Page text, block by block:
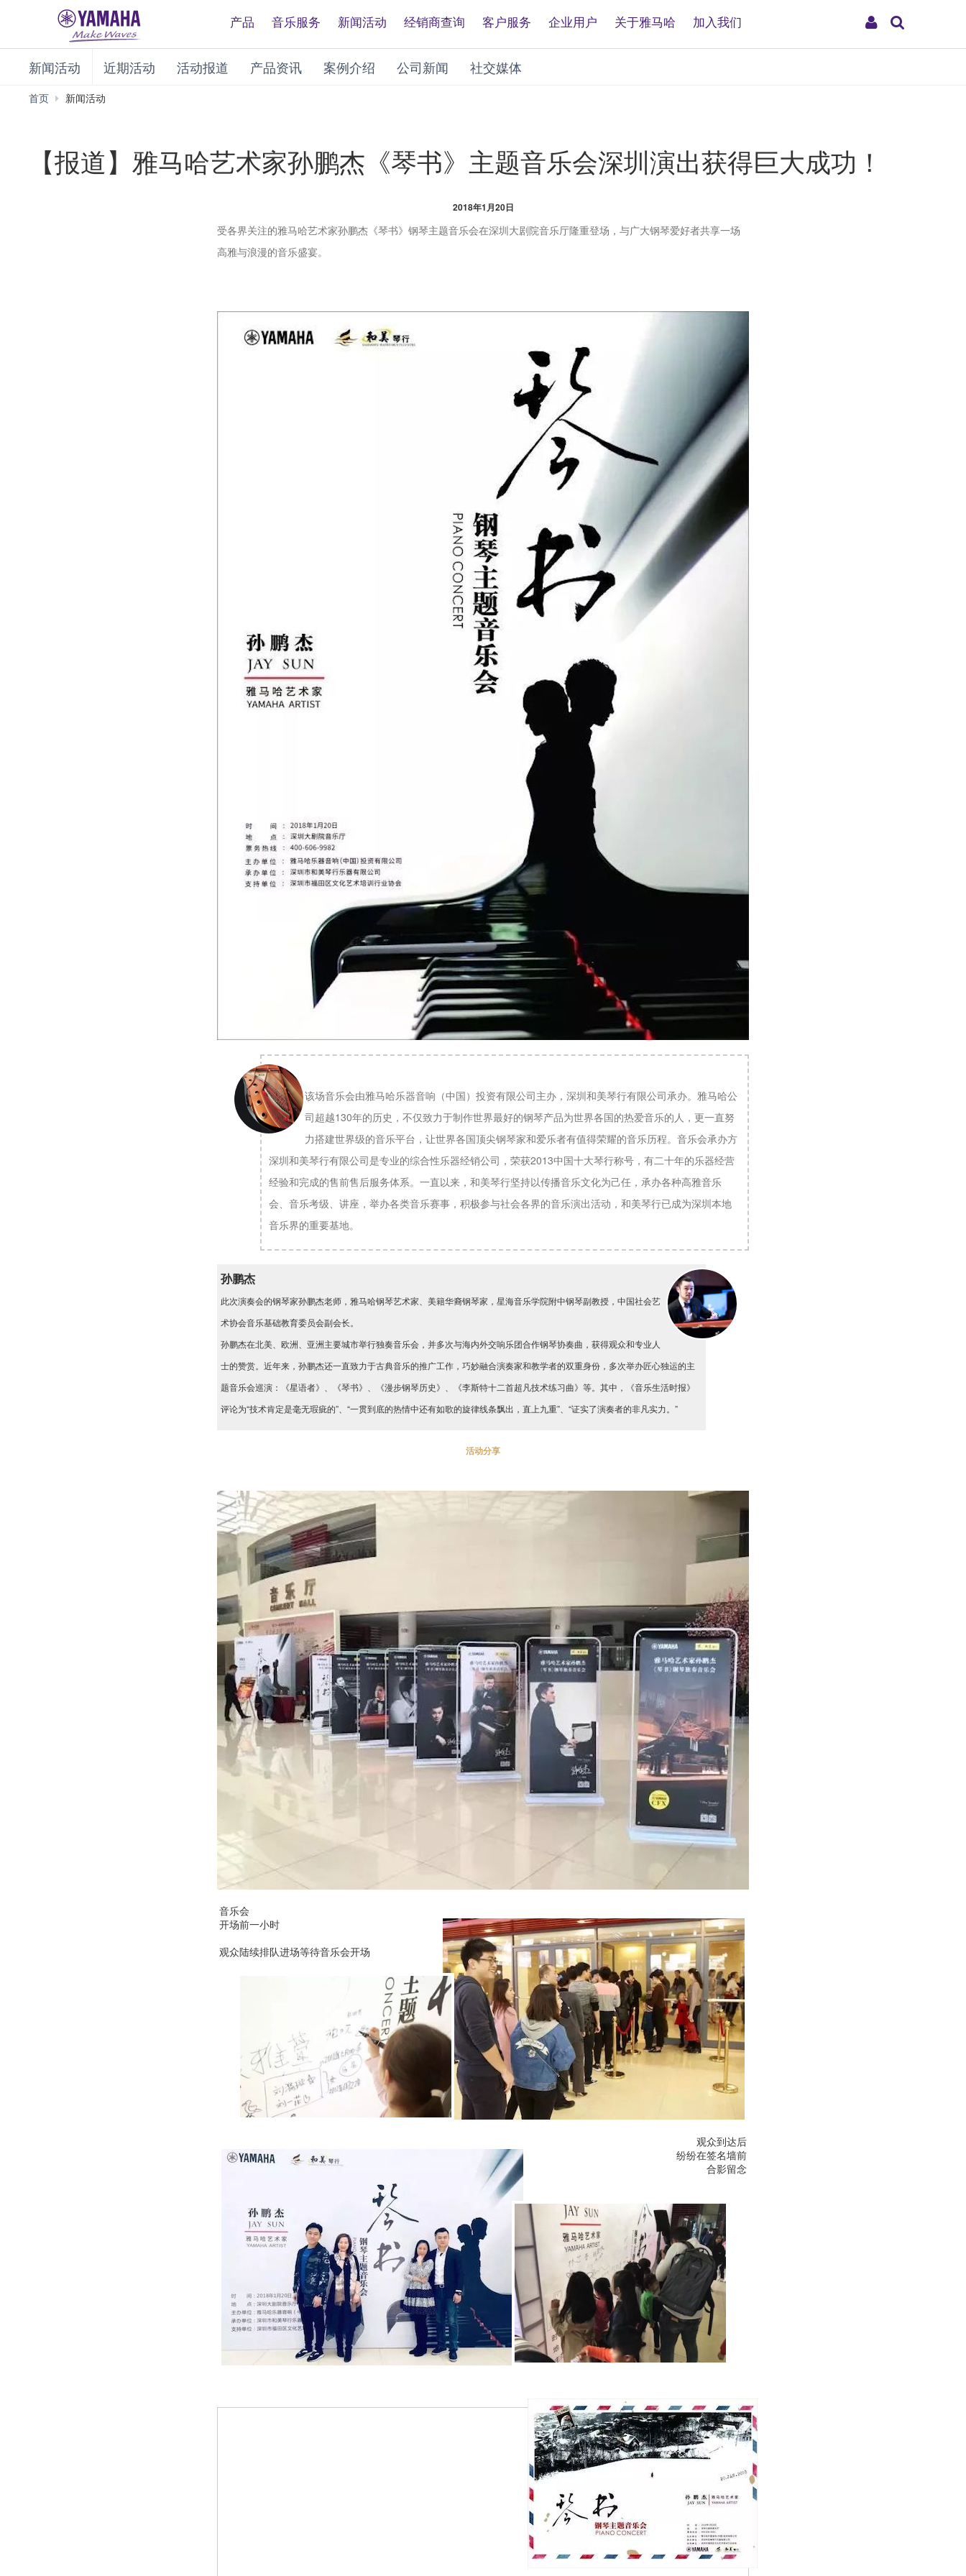
My
产品 音乐服务 新闻活动 经销商查询 客户服务 企业用户 关于雅马哈 加入我们
新闻活动 近期活动 活动报道 产品资讯 案例介绍 公司新闻 社交媒体
首页 新闻活动
【报道】雅马哈艺术家孙鹏杰《琴书》主题音乐会深圳演出获得巨大成功！
2018年1月20日
受各界关注的雅马哈艺术家孙鹏杰《琴书》钢琴主题音乐会在深圳大剧院音乐厅隆重登场，与广大钢琴爱好者共享一场
高雅与浪漫的音乐盛宴。
该场音乐会由雅马哈乐器音响（中国）投资有限公司主办，深圳和美琴行有限公司承办。雅马哈公
司超越130年的历史，不仅致力于制作世界最好的钢琴产品为世界各国的热爱音乐的人，更一直努
力搭建世界级的音乐平台，让世界各国顶尖钢琴家和爱乐者有值得荣耀的音乐历程。音乐会承办方
深圳和美琴行有限公司是专业的综合性乐器经销公司，荣获2013中国十大琴行称号，有二十年的乐器经营
经验和完成的售前售后服务体系。一直以来，和美琴行坚持以传播音乐文化为己任，承办各种高雅音乐
会、音乐考级、讲座，举办各类音乐赛事，积极参与社会各界的音乐演出活动，和美琴行已成为深圳本地
音乐界的重要基地。
孙鹏杰
此次演奏会的钢琴家孙鹏杰老师，雅马哈钢琴艺术家、美籍华裔钢琴家，星海音乐学院附中钢琴副教授，中国社会艺
术协会音乐基础教育委员会副会长。
孙鹏杰在北美、欧洲、亚洲主要城市举行独奏音乐会，并多次与海内外交响乐团合作钢琴协奏曲，获得观众和专业人
士的赞赏。近年来，孙鹏杰还一直致力于古典音乐的推广工作，巧妙融合演奏家和教学者的双重身份，多次举办匠心独运的主
题音乐会巡演：《星语者》、《琴书》、《漫步钢琴历史》、《李斯特十二首超凡技术练习曲》等。其中，《音乐生活时报》
评论为“技术肯定是毫无瑕疵的”、“一贯到底的热情中还有如歌的旋律线条飘出，直上九重”、“证实了演奏者的非凡实力。”
活动分享
音乐会
开场前一小时
观众陆续排队进场等待音乐会开场
观众到达后
纷纷在签名墙前
合影留念